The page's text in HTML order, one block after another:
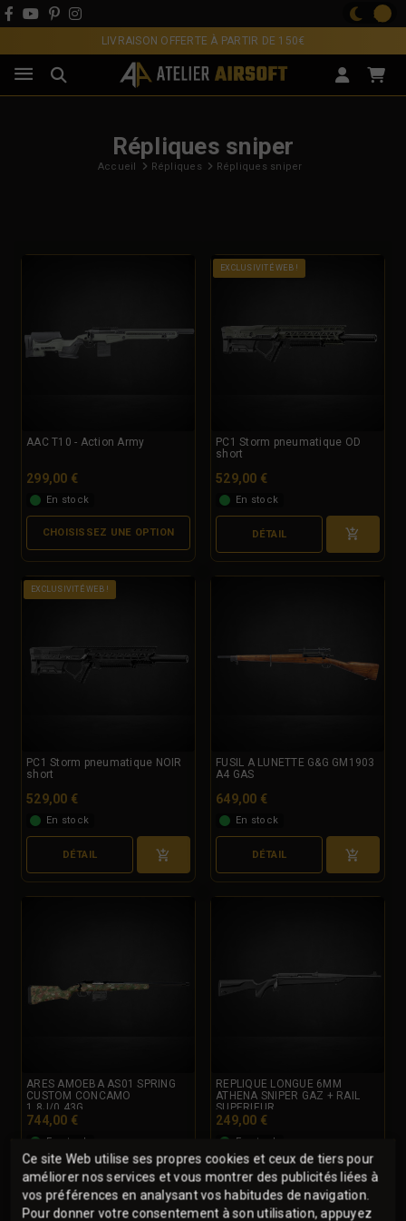
LIVRAISON OFFERTE À PARTIR DE 150€
Répliques sniper
Accueil Répliques Répliques sniper
AAC T10 - Action Army
299,00 €
En stock
CHOISISSEZ UNE OPTION
EXCLUSIVITÉ WEB !
PC1 Storm pneumatique OD
short
529,00 €
En stock
DÉTAIL
EXCLUSIVITÉ WEB !
PC1 Storm pneumatique NOIR
short
529,00 €
En stock
DÉTAIL
FUSIL A LUNETTE G&G GM1903
A4 GAS
649,00 €
En stock
DÉTAIL
ARES AMOEBA AS01 SPRING
CUSTOM CONCAMO
1.8J/0.43G
744,00 €
En stock
DÉTAIL
REPLIQUE LONGUE 6MM
ATHENA SNIPER GAZ + RAIL
SUPERIEUR
249,00 €
En stock
DÉTAIL
Ce site Web utilise ses propres cookies et ceux de tiers pour
améliorer nos services et vous montrer des publicités liées à
vos préférences en analysant vos habitudes de navigation.
Pour donner votre consentement à son utilisation, appuyez